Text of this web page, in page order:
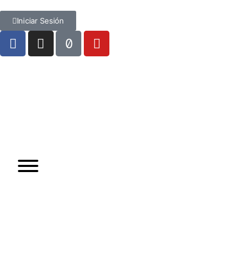
Iniciar Sesión